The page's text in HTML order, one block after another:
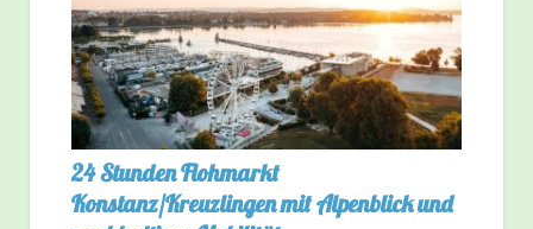
24 Stunden Flohmarkt
Konstanz/Kreuzlingen mit Alpenblick und